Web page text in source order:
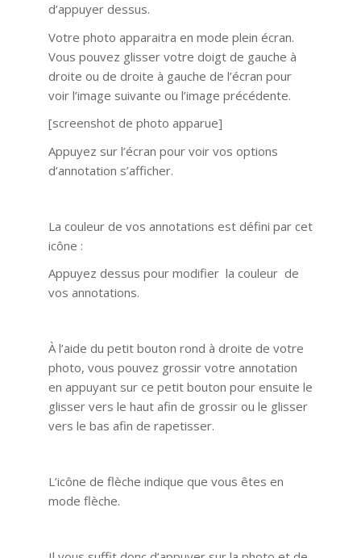
d’appuyer dessus.
Votre photo apparaitra en mode plein écran.
Vous pouvez glisser votre doigt de gauche à
droite ou de droite à gauche de l’écran pour
voir l’image suivante ou l’image précédente.
[screenshot de photo apparue]
Appuyez sur l’écran pour voir vos options
d’annotation s’afficher.
La couleur de vos annotations est défini par cet
icône :
Appuyez dessus pour modifier la couleur de
vos annotations.
À l’aide du petit bouton rond à droite de votre
photo, vous pouvez grossir votre annotation
en appuyant sur ce petit bouton pour ensuite le
glisser vers le haut afin de grossir ou le glisser
vers le bas afin de rapetisser.
L’icône de flèche indique que vous êtes en
mode flèche.